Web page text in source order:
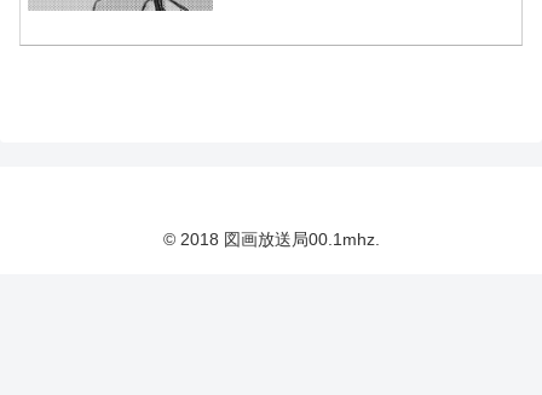
© 2018 図画放送局00.1mhz.